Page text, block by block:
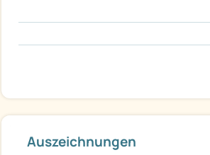
Auszeichnungen